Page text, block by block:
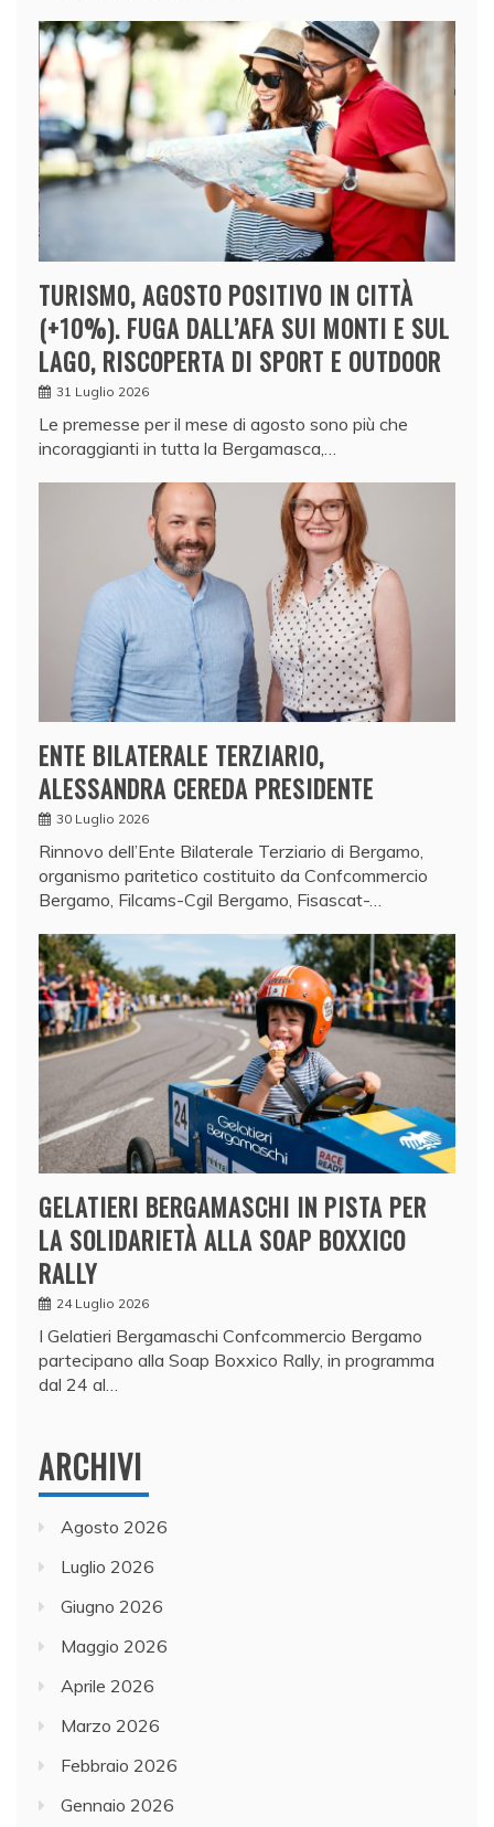
TURISMO, AGOSTO POSITIVO IN CITTÀ
(+10%). FUGA DALL’AFA SUI MONTI E SUL
LAGO, RISCOPERTA DI SPORT E OUTDOOR
31 Luglio 2026
Le premesse per il mese di agosto sono più che
incoraggianti in tutta la Bergamasca,…
ENTE BILATERALE TERZIARIO,
ALESSANDRA CEREDA PRESIDENTE
30 Luglio 2026
Rinnovo dell’Ente Bilaterale Terziario di Bergamo,
organismo paritetico costituito da Confcommercio
Bergamo, Filcams-Cgil Bergamo, Fisascat-…
GELATIERI BERGAMASCHI IN PISTA PER
LA SOLIDARIETÀ ALLA SOAP BOXXICO
RALLY
24 Luglio 2026
I Gelatieri Bergamaschi Confcommercio Bergamo
partecipano alla Soap Boxxico Rally, in programma
dal 24 al…
ARCHIVI
Agosto 2026
Luglio 2026
Giugno 2026
Maggio 2026
Aprile 2026
Marzo 2026
Febbraio 2026
Gennaio 2026